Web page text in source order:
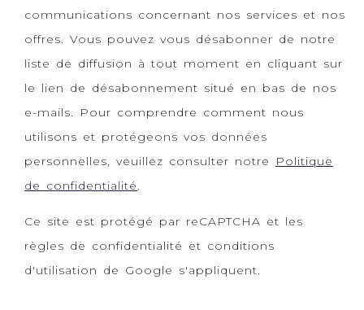
communications concernant nos services et nos
offres. Vous pouvez vous désabonner de notre
liste de diffusion à tout moment en cliquant sur
le lien de désabonnement situé en bas de nos
e-mails. Pour comprendre comment nous
utilisons et protégeons vos données
personnelles, veuillez consulter notre
Politique
de confidentialité.
Ce site est protégé par reCAPTCHA et les
règles de confidentialité et conditions
d'utilisation de Google s'appliquent.